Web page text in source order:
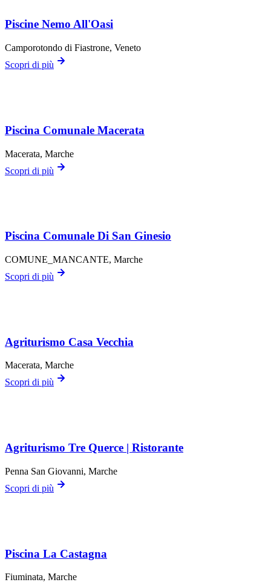
Piscine Nemo All'Oasi
Camporotondo di Fiastrone, Veneto
Scopri di più
Piscina Comunale Macerata
Macerata, Marche
Scopri di più
Piscina Comunale Di San Ginesio
COMUNE_MANCANTE, Marche
Scopri di più
Agriturismo Casa Vecchia
Macerata, Marche
Scopri di più
Agriturismo Tre Querce | Ristorante
Penna San Giovanni, Marche
Scopri di più
Piscina La Castagna
Fiuminata, Marche